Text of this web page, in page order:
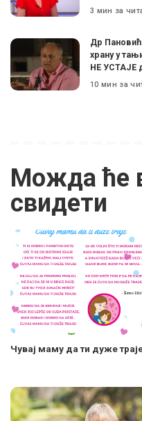
3 мин за
Др
храну у
НЕ УСТАЈЕ
10 мин за
Можда ће
свидети
Чувај маму да ти дуже